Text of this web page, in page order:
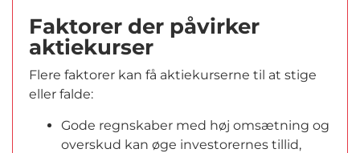
Faktorer der påvirker
aktiekurser
Flere faktorer kan få aktiekurserne til at stige
eller falde:
Gode regnskaber med høj omsætning og
overskud kan øge investorernes tillid,